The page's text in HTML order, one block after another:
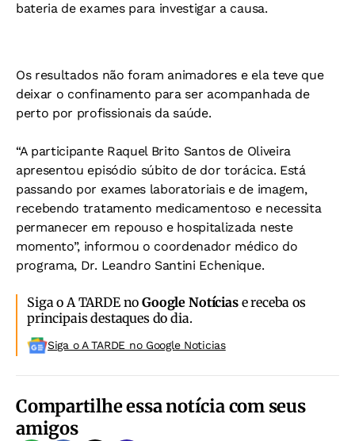
bateria de exames para investigar a causa.
Os resultados não foram animadores e ela teve que
deixar o confinamento para ser acompanhada de
perto por profissionais da saúde.
“A participante Raquel Brito Santos de Oliveira
apresentou episódio súbito de dor torácica. Está
passando por exames laboratoriais e de imagem,
recebendo tratamento medicamentoso e necessita
permanecer em repouso e hospitalizada neste
momento”, informou o coordenador médico do
programa, Dr. Leandro Santini Echenique.
Siga o A TARDE noGoogle Notíciase receba os
principais destaques do dia.
Siga o A TARDE no Google Noticias
Compartilhe essa notícia com seus
amigos